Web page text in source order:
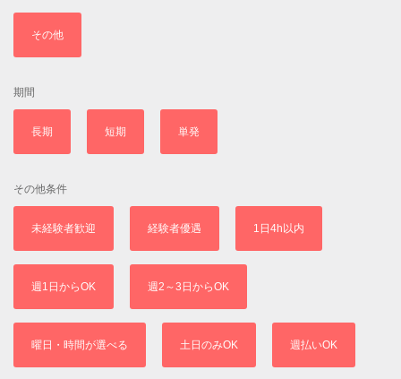
その他
期間
長期 短期 単発
その他条件
未経験者歓迎 経験者優遇 1日4h以内
週1日からOK 週2～3日からOK
曜日・時間が選べる 土日のみOK 週払いOK